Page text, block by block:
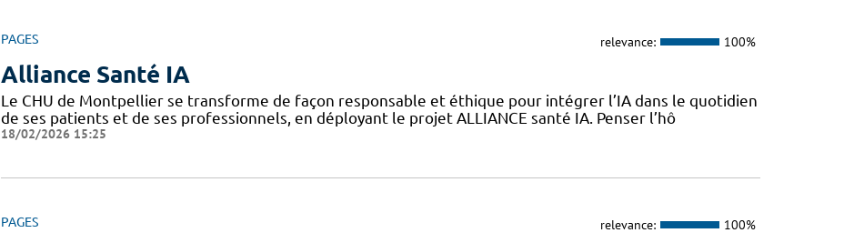
PAGES relevance: 100%
Alliance Santé IA
Le CHU de Montpellier se transforme de façon responsable et éthique pour intégrer l’IA dans le quotidien
de ses patients et de ses professionnels, en déployant le projet ALLIANCE santé IA. Penser l’hô
18/02/2026 15:25
PAGES relevance: 100%